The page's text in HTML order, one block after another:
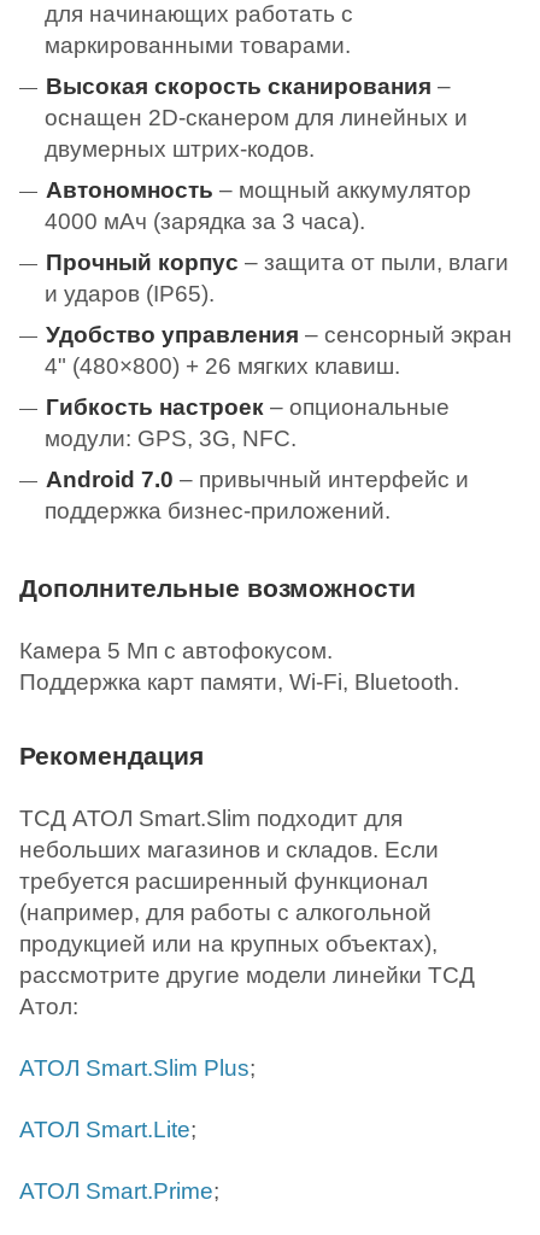
для начинающих работать с
маркированными товарами.
Высокая скорость сканирования –
оснащен 2D-сканером для линейных и
двумерных штрих-кодов.
Автономность – мощный аккумулятор
4000 мАч (зарядка за 3 часа).
Прочный корпус – защита от пыли, влаги
и ударов (IP65).
Удобство управления – сенсорный экран
4" (480×800) + 26 мягких клавиш.
Гибкость настроек – опциональные
модули: GPS, 3G, NFC.
Android 7.0 – привычный интерфейс и
поддержка бизнес-приложений.
Дополнительные возможности
Камера 5 Мп с автофокусом.
Поддержка карт памяти, Wi-Fi, Bluetooth.
Рекомендация
ТСД АТОЛ Smart.Slim подходит для
небольших магазинов и складов. Если
требуется расширенный функционал
(например, для работы с алкогольной
продукцией или на крупных объектах),
рассмотрите другие модели линейки ТСД
Атол:
АТОЛ Smart.Slim Plus;
АТОЛ Smart.Lite;
АТОЛ Smart.Prime;